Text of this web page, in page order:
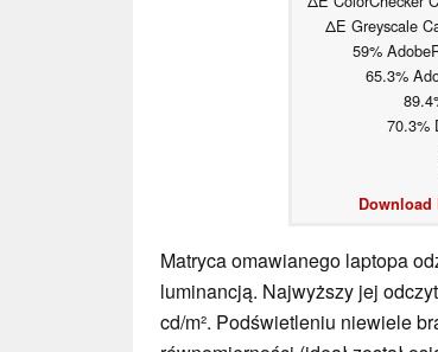
ΔE Greyscale
59%
65.3%
70.3%
Download
Matryca omawianego laptopa
luminancją. Najwyższy jej
cd/m². Podświetleniu niewiele